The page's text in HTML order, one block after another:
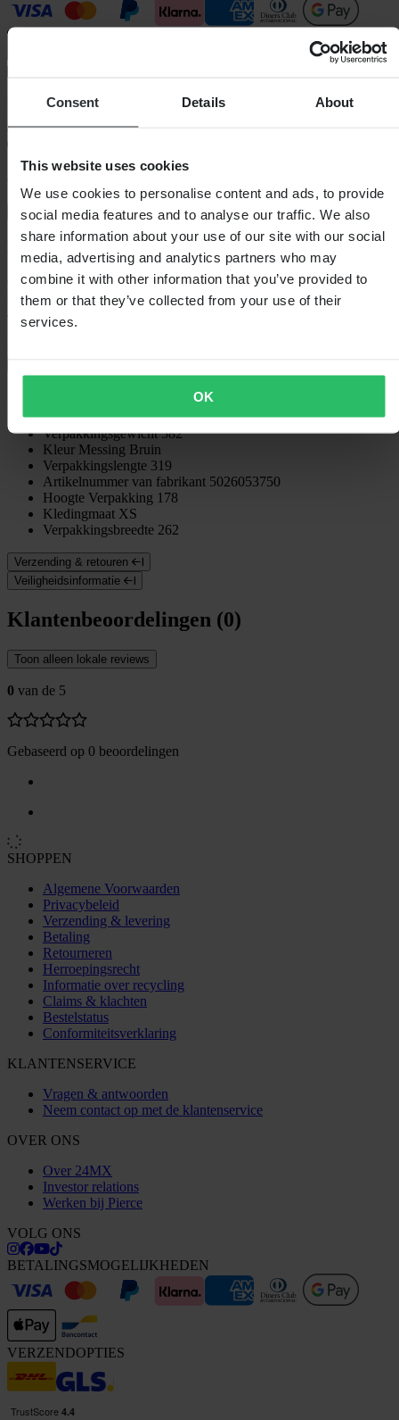
Consent Details About
This website uses cookies
We use cookies to personalise content and ads, to provide
social media features and to analyse our traffic. We also
share information about your use of our site with our social
media, advertising and analytics partners who may
combine it with other information that you’ve provided to
them or that they’ve collected from your use of their
services.
OK
Bezorging: 5–9 werkdagen
Bekijk retourvoorwaarden
Beschrijving
Comfort en prestaties komen samen in deze slim-fit
mountainbikebroek, ontworpen voor technisch mountainbiken. De
4-way stretch-stof beweegt natuurlijk met je mee. Laser-cut
ventilatie en sneldrogend, antibacterieel materiaal houden je koel en
Verpakkingsgewicht582
Kleur Messing Bruin
Verpakkingslengte 319
Artikelnummer van fabrikant 5026053750
Hoogte Verpakking 178
Kledingmaat XS
Verpakkingsbreedte 262
Verzending & retouren
Veiligheidsinformatie
Klantenbeoordelingen (0)
Toon alleen lokale reviews
0 van de 5
Gebaseerd op 0 beoordelingen
SHOPPEN
Algemene Voorwaarden
Privacybeleid
Verzending & levering
Betaling
Retourneren
Herroepingsrecht
Informatie over recycling
Claims & klachten
Bestelstatus
Conformiteitsverklaring
KLANTENSERVICE
Vragen & antwoorden
Neem contact op met de klantenservice
OVER ONS
Over 24MX
Investor relations
Werken bij Pierce
VOLG ONS
BETALINGSMOGELIJKHEDEN
VERZENDOPTIES